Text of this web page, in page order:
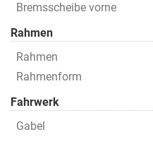
Bremsscheibe vorne
Rahmen
Rahmen
Rahmenform
Fahrwerk
Gabel